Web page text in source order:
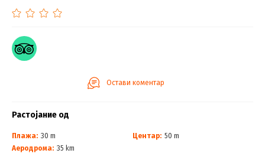
Остави коментар
Растојание од
Плажа: 30 m Центар: 50 m
Аеродрома: 35 km